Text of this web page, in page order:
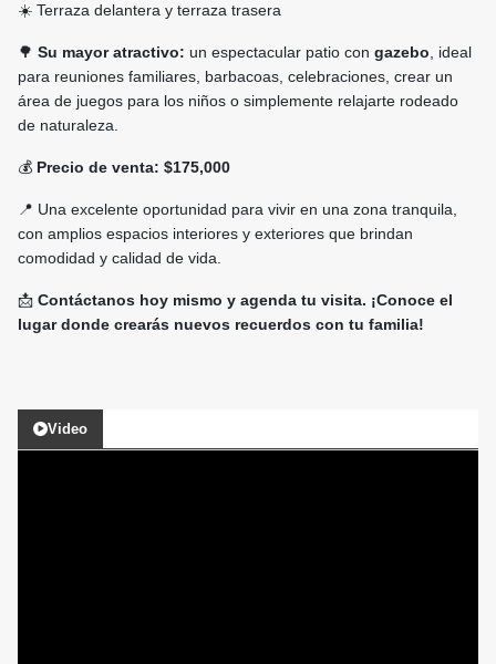
☀️ Terraza delantera y terraza trasera
🌳 Su mayor atractivo: un espectacular patio con gazebo , ideal
para reuniones familiares, barbacoas, celebraciones, crear un
área de juegos para los niños o simplemente relajarte rodeado
de naturaleza.
💰 Precio de venta: $175,000
📍 Una excelente oportunidad para vivir en una zona tranquila,
con amplios espacios interiores y exteriores que brindan
comodidad y calidad de vida.
📩 Contáctanos hoy mismo y agenda tu visita. ¡Conoce el
lugar donde crearás nuevos recuerdos con tu familia!
Video